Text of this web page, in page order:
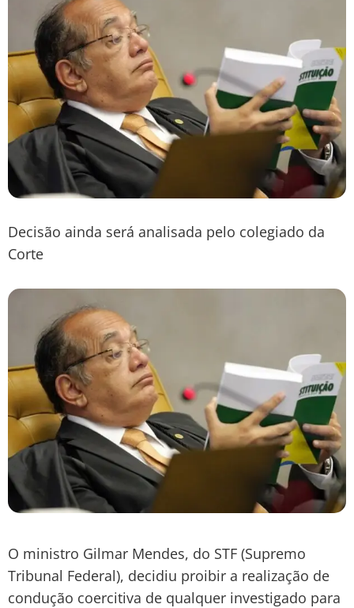
Decisão ainda será analisada pelo colegiado da
Corte
O ministro Gilmar Mendes, do STF (Supremo
Tribunal Federal), decidiu proibir a realização de
condução coercitiva de qualquer investigado para